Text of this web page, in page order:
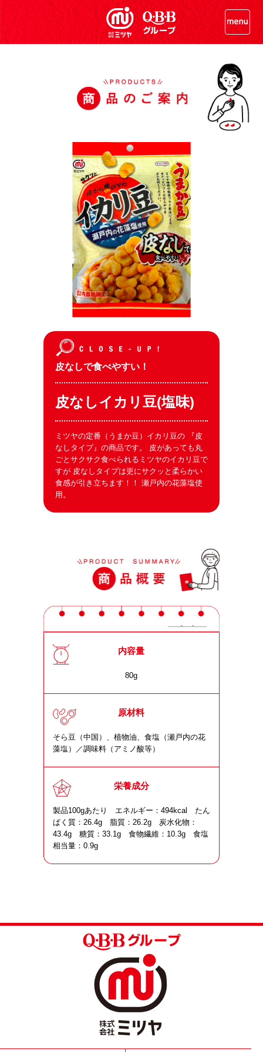
皮なしで食べやすい！
皮なしイカリ豆(塩味)
ミツヤの定番（うまか豆）イカリ豆の 『皮
なしタイプ』の商品です。 皮があっても丸
ごとサクサク食べられるミツヤのイカリ豆で
すが 皮なしタイプは更にサクッと柔らかい
食感が引き立ちます！！ 瀬戸内の花藻塩使
用。
内容量
80g
原材料
そら豆（中国）、植物油、食塩（瀬戸内の花
藻塩）／調味料（アミノ酸等）
栄養成分
製品100gあたり エネルギー：494kcal たん
ぱく質：26.4g 脂質：26.2g 炭水化物：
43.4g 糖質：33.1g 食物繊維：10.3g 食塩
相当量：0.9g